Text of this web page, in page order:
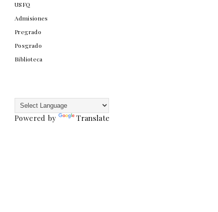
USFQ
Admisiones
Pregrado
Posgrado
Biblioteca
Powered by Translate